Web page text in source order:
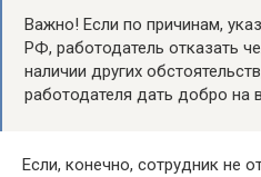
Важно! Если по причинам,
РФ, работодатель отказать
наличии других
работодателя дать добро на
Если, конечно, сотрудник не